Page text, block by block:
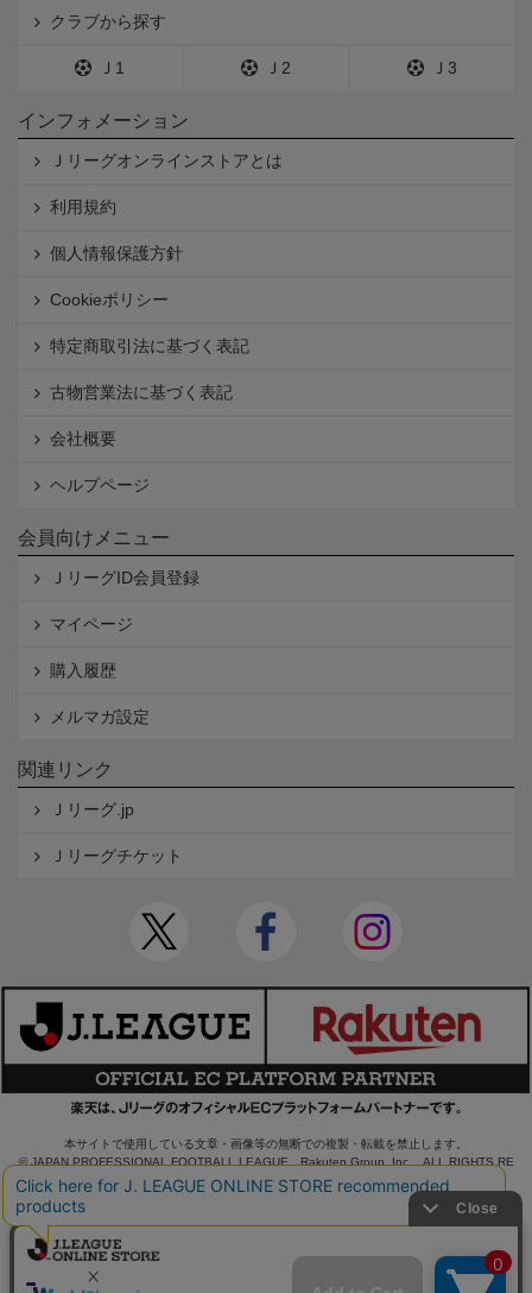
クラブから探す
Ｊ1 Ｊ2 Ｊ3
インフォメーション
Ｊリーグオンラインストアとは
利用規約
個人情報保護方針
Cookieポリシー
特定商取引法に基づく表記
古物営業法に基づく表記
会社概要
ヘルプページ
会員向けメニュー
ＪリーグID会員登録
マイページ
購入履歴
メルマガ設定
関連リンク
Ｊリーグ.jp
Ｊリーグチケット
本サイトで使用している文章・画像等の無断での複製・転載を禁止します。
© JAPAN PROFESSIONAL FOOTBALL LEAGUE Rakuten Group, Inc. ALL RIGHTS RE
SERVED.